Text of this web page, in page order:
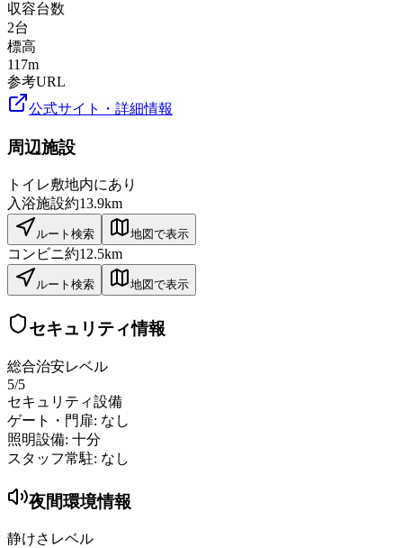
収容台数
2台
標高
117m
参考URL
公式サイト・詳細情報
周辺施設
トイレ敷地内にあり
入浴施設約13.9km
ルート検索 地図で表示
コンビニ約12.5km
ルート検索 地図で表示
セキュリティ情報
総合治安レベル
5/5
セキュリティ設備
ゲート・門扉: なし
照明設備: 十分
スタッフ常駐: なし
夜間環境情報
静けさレベル